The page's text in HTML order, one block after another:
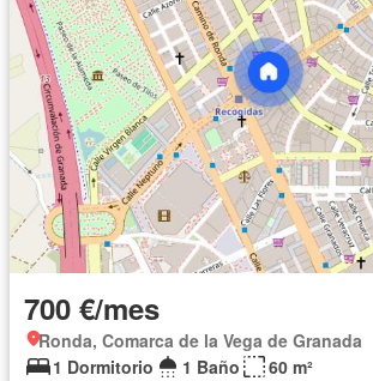
700 €/mes
Ronda, Comarca de la Vega de Granada
1 Dormitorio
1 Baño 60 m²